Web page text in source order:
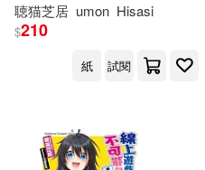
(可複選)
聴猫芝居 umon Hisasi
$210
紙 試閱